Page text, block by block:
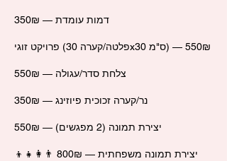
דמות עומדת — 350₪
פרויקט זוגי (פלטה/קערה 30x30 ס"מ) — 550₪
צלחת סדר/עגולה — 550₪
נר/קערה זכוכית פיוזינג — 350₪
יצירת תמונה (2 מפגשים) — 550₪
👨‍👩‍👧‍👦 יצירת תמונה משפחתית — 800₪